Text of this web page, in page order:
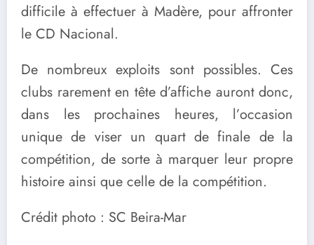
difficile à effectuer à Madère, pour affronter
le CD Nacional.
De nombreux exploits sont possibles. Ces
clubs rarement en tête d’affiche auront donc,
dans les prochaines heures, l’occasion
unique de viser un quart de finale de la
compétition, de sorte à marquer leur propre
histoire ainsi que celle de la compétition.
Crédit photo : SC Beira-Mar